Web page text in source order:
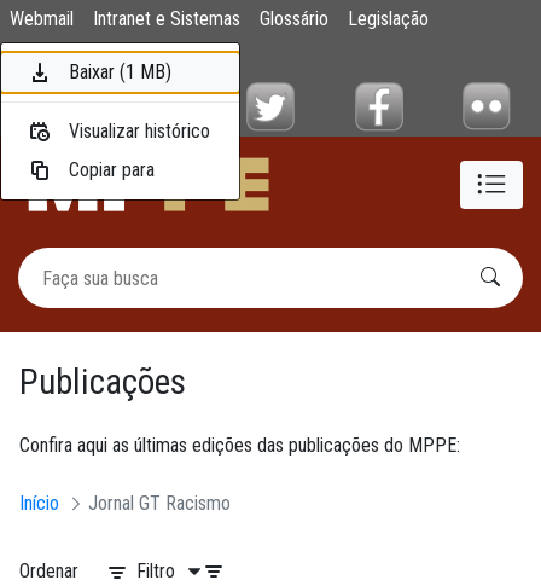
Pular para o Conteúdo principal
Publicações
Webmail Intranet e Sistemas Glossário
Legislação
Mapa do Site
Publicações
Confira aqui as últimas edições das publicações do MPPE:
Início Jornal GT Racismo
Ordenar Filtro
Baixar (1 MB)
Visualizar histórico
Copiar para
Baixar (2,3 MB)
Visualizar histórico
Copiar para
Baixar (3,4 MB)
Visualizar histórico
Copiar para
Baixar (1,5 MB)
Visualizar histórico
Copiar para
Baixar (1,1 MB)
Visualizar histórico
Copiar para
Baixar (4,1 MB)
Visualizar histórico
Copiar para
Baixar (1 MB)
Visualizar histórico
Copiar para